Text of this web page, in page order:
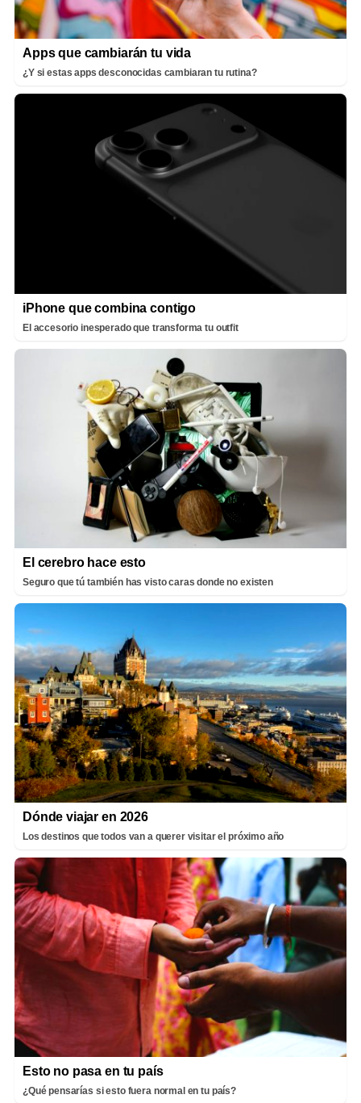
Apps que cambiarán tu vida
¿Y si estas apps desconocidas cambiaran tu rutina?
iPhone que combina contigo
El accesorio inesperado que transforma tu outfit
El cerebro hace esto
Seguro que tú también has visto caras donde no existen
Dónde viajar en 2026
Los destinos que todos van a querer visitar el próximo año
Esto no pasa en tu país
¿Qué pensarías si esto fuera normal en tu país?